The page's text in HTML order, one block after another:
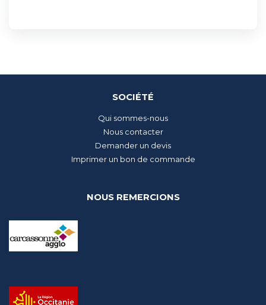
SOCIÉTÉ
Qui sommes-nous
Nous contacter
Demander un devis
Imprimer un bon de commande
NOUS REMERCIONS